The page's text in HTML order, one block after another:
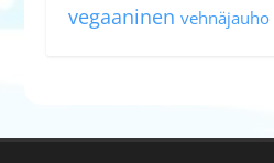
vegaaninen vehnäjauho